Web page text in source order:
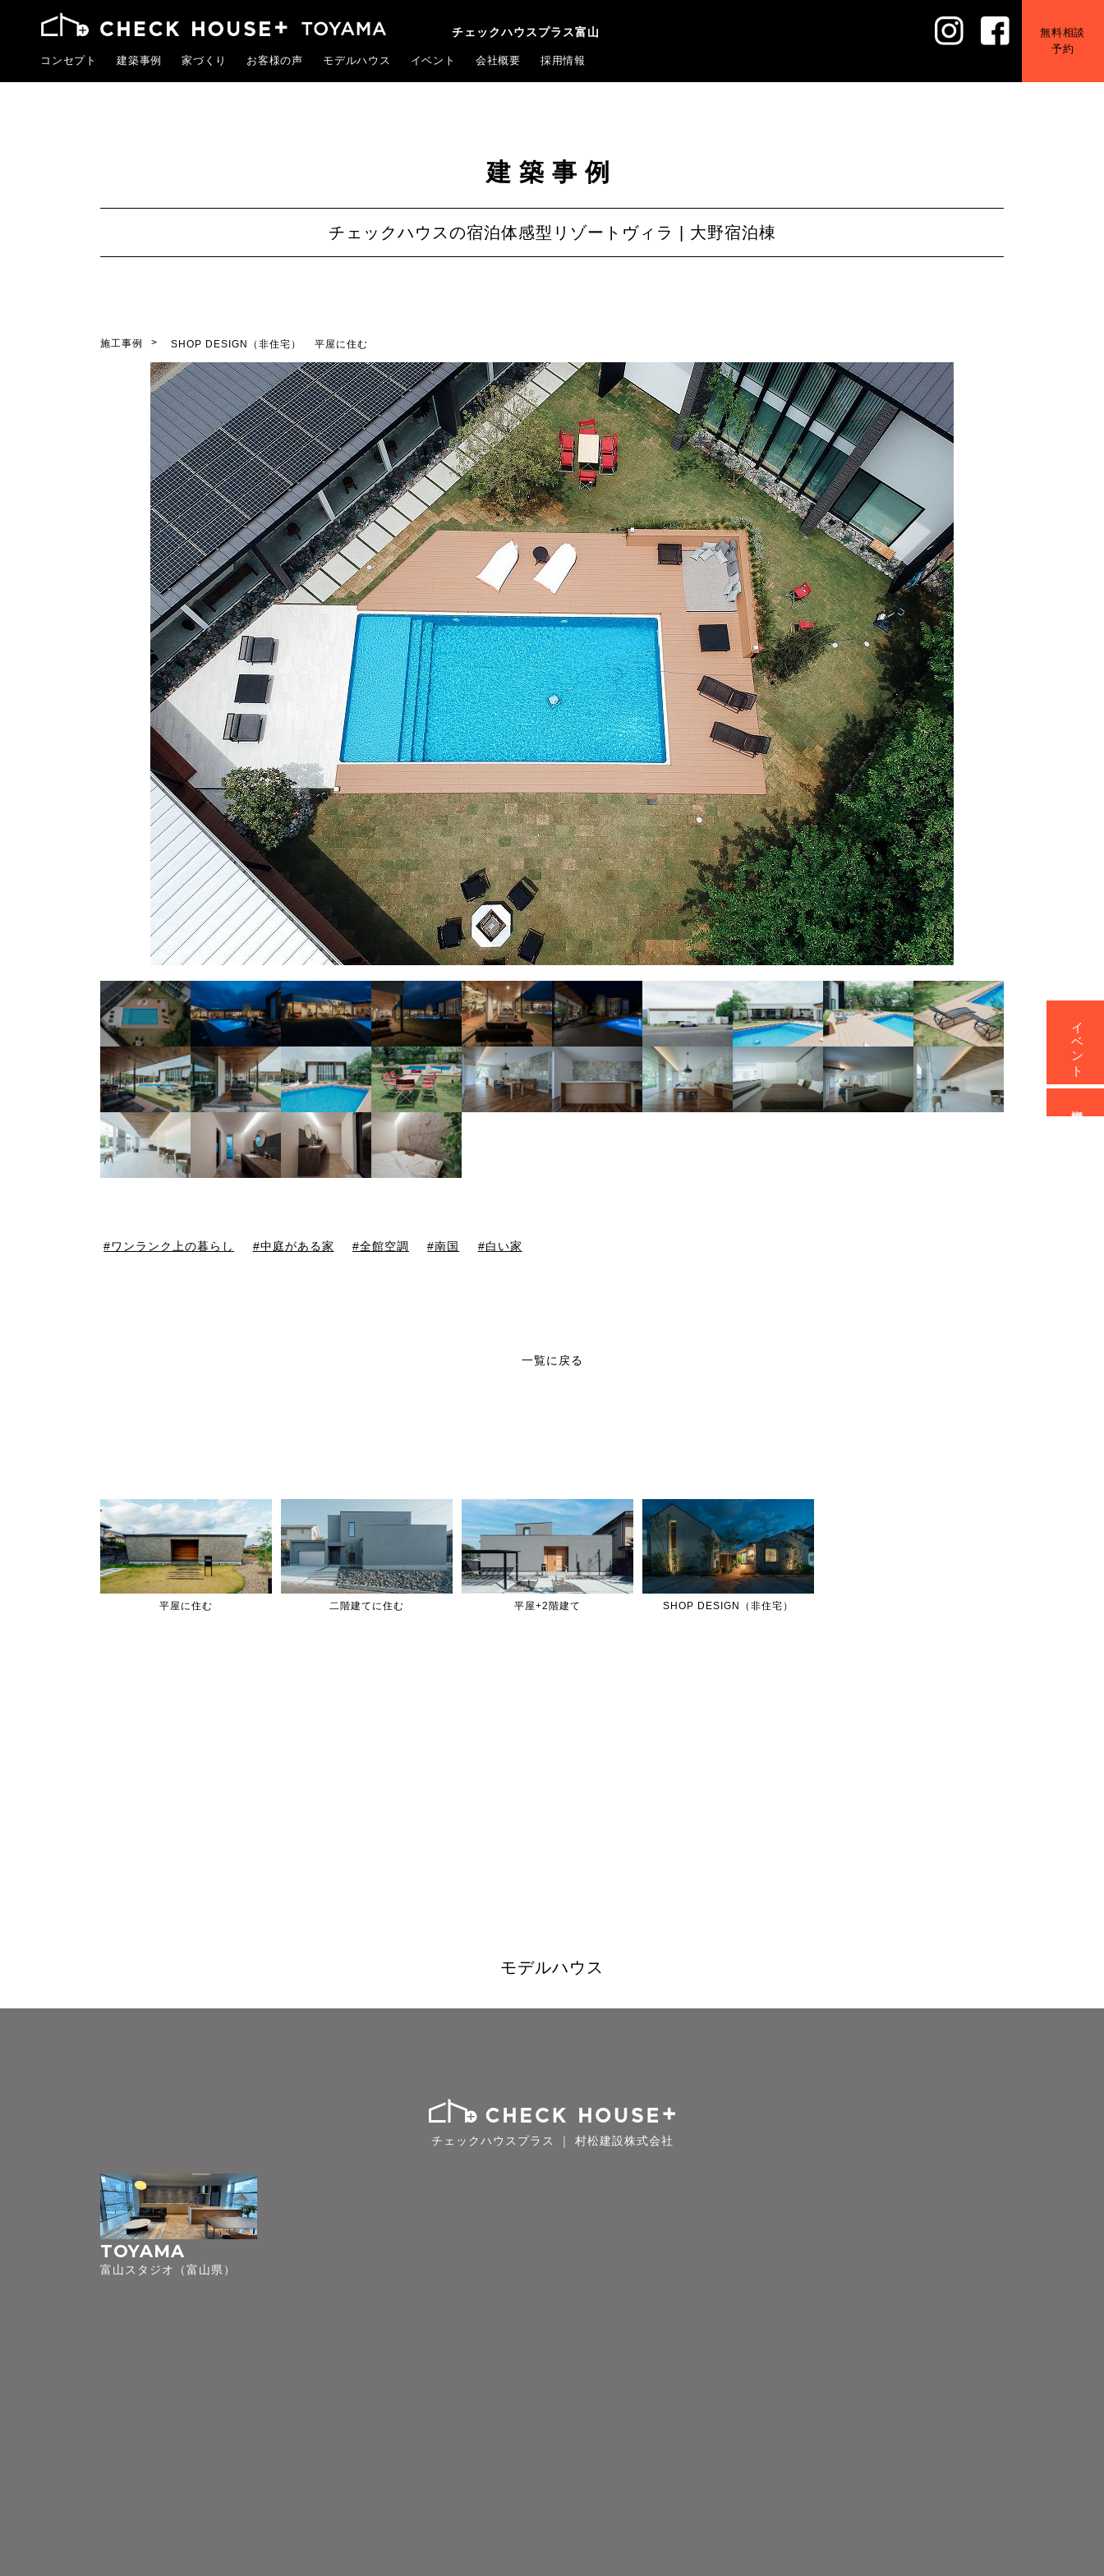
チェックハウスプラス富山
コンセプト 建築事例 家づくり お客様の声 モデルハウス イベント 会社概要 採用情報
無料相談
予約
建築事例
チェックハウスの宿泊体感型リゾートヴィラ | 大野宿泊棟
施工事例 SHOP DESIGN（非住宅） 平屋に住む
ワンランク上の暮らし 中庭がある家 全館空調 南国 白い家
一覧に戻る
平屋に住む 二階建てに住む 平屋+2階建て SHOP DESIGN（非住宅）
モデルハウス
チェックハウスプラス ｜ 村松建設株式会社
TOYAMA
富山スタジオ（富山県）
イベント